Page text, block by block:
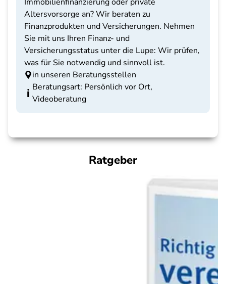
Altersvorsorge an? Wir beraten zu
Finanzprodukten und Versicherungen. Nehmen
Sie mit uns Ihren Finanz- und
Versicherungsstatus unter die Lupe: Wir prüfen,
was für Sie notwendig und sinnvoll ist.
in unseren Beratungsstellen
Beratungsart: Persönlich vor Ort,
Videoberatung
Ratgeber